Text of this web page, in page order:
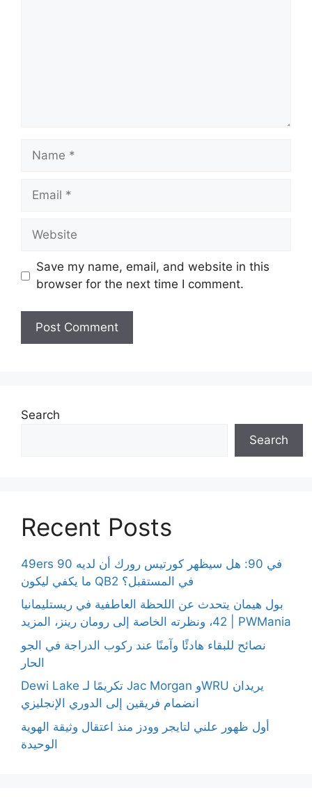
Name
Email
Website
Save my name, email, and website in this
browser for the next time I comment.
Search
Search
Recent Posts
49ers 90 في 90: هل سيظهر كورتيس رورك أن لديه
ما يكفي ليكون QB2 في المستقبل؟
بول هيمان يتحدث عن اللحظة العاطفية في ريستليمانيا
42، ونظرته الخاصة إلى رومان رينز، المزيد | PWMania
نصائح للبقاء هادئًا وآمنًا عند ركوب الدراجة في الجو
الحار
Dewi Lake تكريمًا لـ Jac Morgan وWRU يريدان
انضمام فريقين إلى الدوري الإنجليزي
أول ظهور علني لتايجر وودز منذ اعتقال وثيقة الهوية
الوحيدة